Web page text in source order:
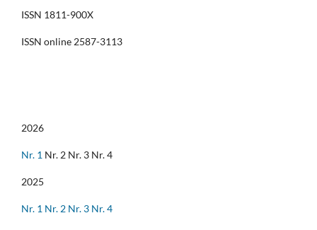
ISSN 1811-900X
ISSN online 2587-3113
2026
Nr. 1 Nr. 2 Nr. 3 Nr. 4
2025
Nr. 1 Nr. 2 Nr. 3 Nr. 4